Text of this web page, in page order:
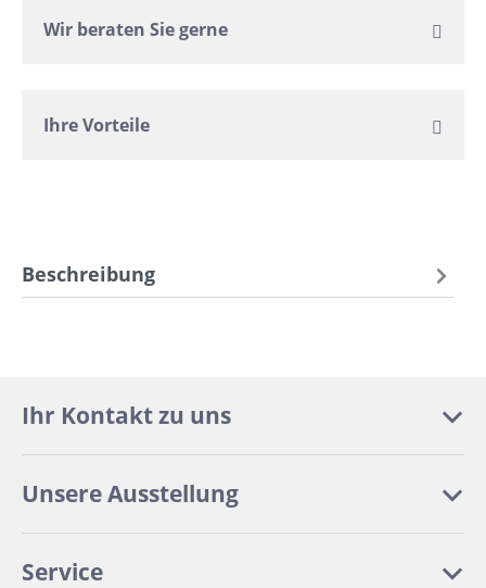
Wir beraten Sie gerne
Ihre Vorteile
Beschreibung
Ihr Kontakt zu uns
Unsere Ausstellung
Service